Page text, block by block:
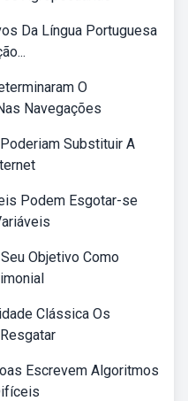
Da Língua Portuguesa
O
Navegações
Substituir A
Podem Esgotar-se
Objetivo Como
Clássica Os
Escrevem Algoritmos